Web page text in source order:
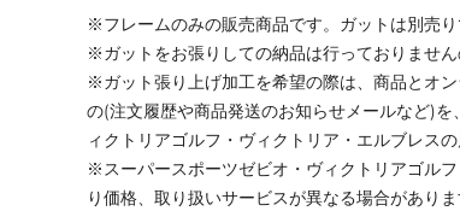
※フレームのみの販売商品です。ガットは別売り
※ガットをお張りしての納品は行っておりません
※ガット張り上げ加工を希望の際は、商品とオ
の(注文履歴や商品発送のお知らせメールなど)
ィクトリアゴルフ・ヴィクトリア・エルブレスの
※スーパースポーツゼビオ・ヴィクトリアゴル
り価格、取り扱いサービスが異なる場合がありま